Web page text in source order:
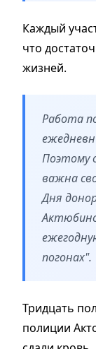
Каждый
что
жизней.
Работа
Поэтому
важна
Дня
погонах".
Тридцать
полиции